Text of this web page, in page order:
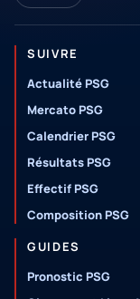
SUIVRE
Actualité PSG
Mercato PSG
Calendrier PSG
Résultats PSG
Effectif PSG
Composition PSG
GUIDES
Pronostic PSG